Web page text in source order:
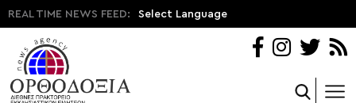
REAL TIME NEWS FEED: Select Language